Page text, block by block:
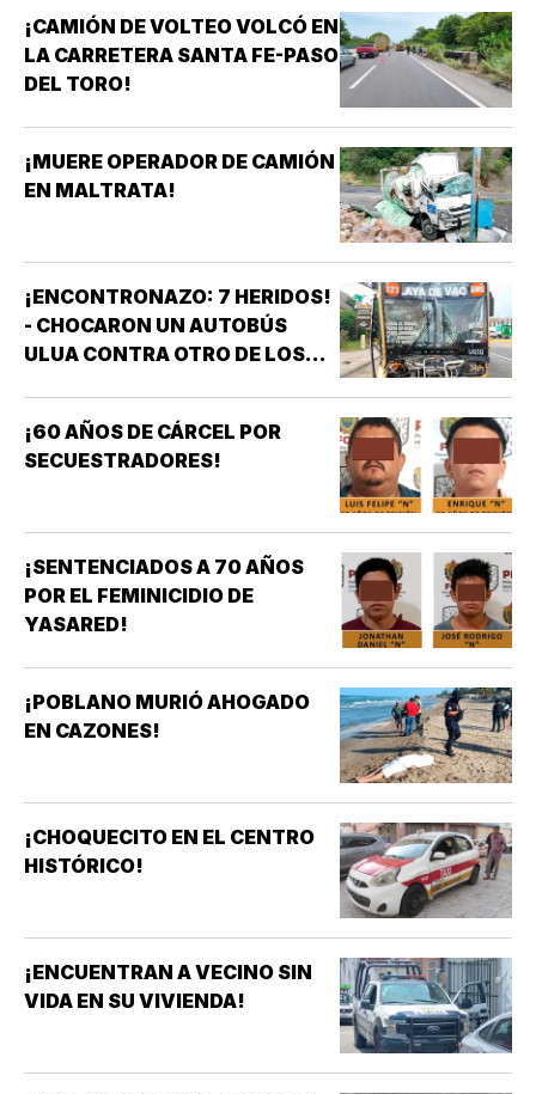
¡CAMIÓN DE VOLTEO VOLCÓ EN
LA CARRETERA SANTA FE-PASO
DEL TORO!
¡MUERE OPERADOR DE CAMIÓN
EN MALTRATA!
¡ENCONTRONAZO: 7 HERIDOS!
- CHOCARON UN AUTOBÚS
ULUA CONTRA OTRO DE LOS
¡60 AÑOS DE CÁRCEL POR
SECUESTRADORES!
¡SENTENCIADOS A 70 AÑOS
POR EL FEMINICIDIO DE
YASARED!
¡POBLANO MURIÓ AHOGADO
EN CAZONES!
¡CHOQUECITO EN EL CENTRO
HISTÓRICO!
¡ENCUENTRAN A VECINO SIN
VIDA EN SU VIVIENDA!